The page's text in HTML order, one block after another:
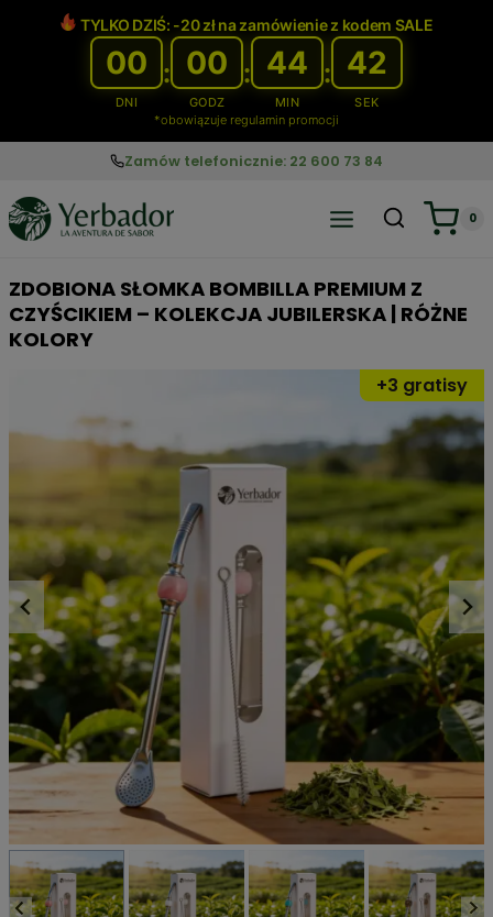
TYLKO DZIŚ: -20 zł na zamówienie z kodem SALE
00
DNI
: 00
GODZ
: 44
MIN
: 41
SEK
*obowiązuje regulamin promocji
Zamów telefonicznie: 22 600 73 84
0
ZDOBIONA SŁOMKA BOMBILLA PREMIUM Z
CZYŚCIKIEM – KOLEKCJA JUBILERSKA | RÓŻNE
KOLORY